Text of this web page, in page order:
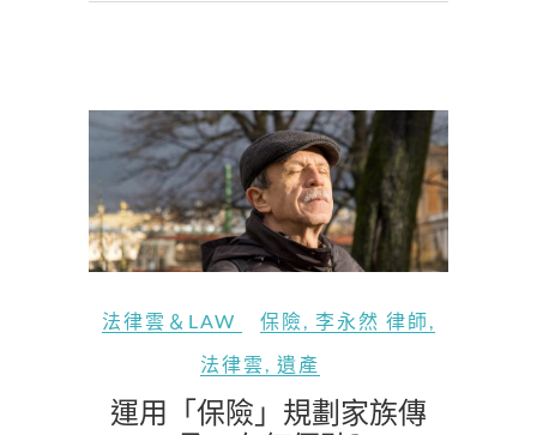
法律雲＆LAW 保險 李永然 律師
法律雲
遺產
運用「保險」規劃家族傳